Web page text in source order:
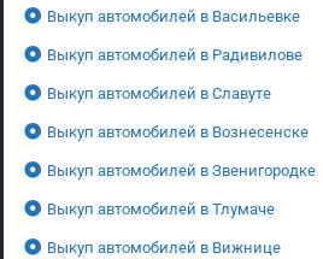
Выкуп автомобилей в Васильевке
Выкуп автомобилей в Радивилове
Выкуп автомобилей в Славуте
Выкуп автомобилей в Вознесенске
Выкуп автомобилей в Звенигородке
Выкуп автомобилей в Тлумаче
Выкуп автомобилей в Вижнице